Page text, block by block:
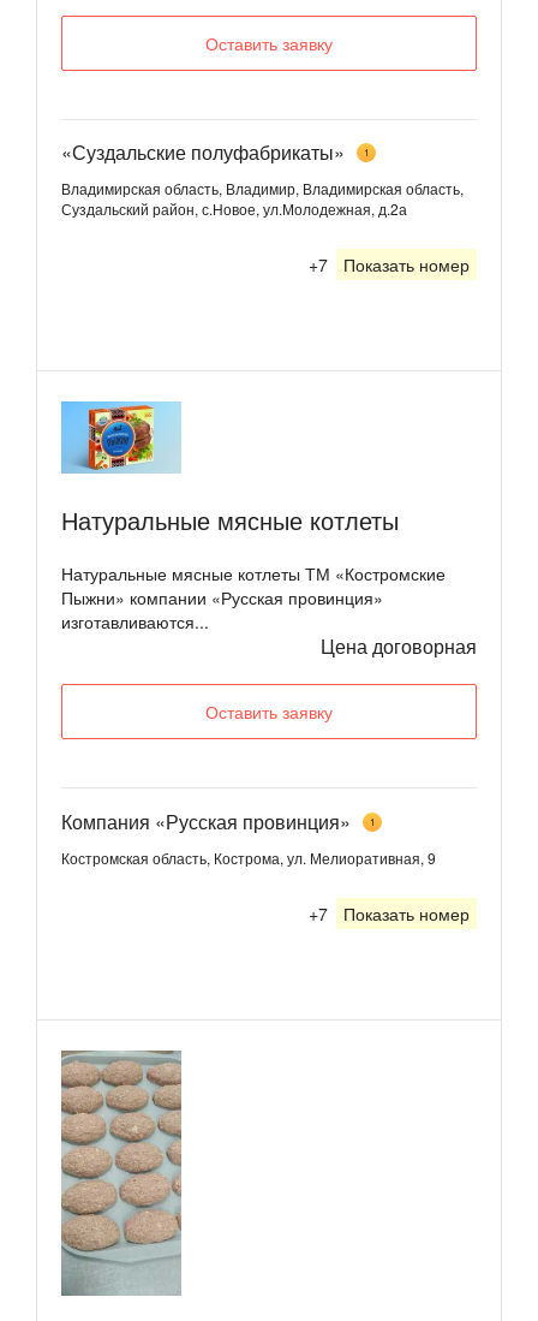
Оставить заявку
«Суздальские полуфабрикаты» 1
Владимирская область, Владимир, Владимирская область,
Суздальский район, с.Новое, ул.Молодежная, д.2а
+7 Показать номер
Натуральные мясные котлеты
Натуральные мясные котлеты ТМ «Костромские
Пыжни» компании «Русская провинция»
изготавливаются...
Цена договорная
Оставить заявку
Компания «Русская провинция» 1
Костромская область, Кострома, ул. Мелиоративная, 9
+7 Показать номер